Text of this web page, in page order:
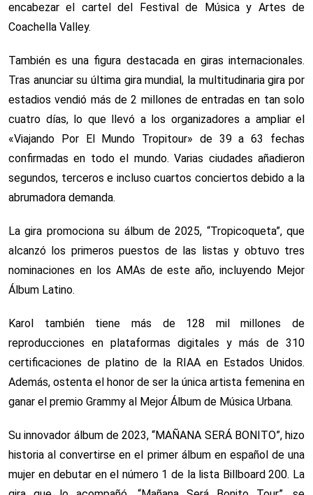
encabezar el cartel del Festival de Música y Artes de
Coachella Valley.
También es una figura destacada en giras internacionales.
Tras anunciar su última gira mundial, la multitudinaria gira por
estadios vendió más de 2 millones de entradas en tan solo
cuatro días, lo que llevó a los organizadores a ampliar el
«Viajando Por El Mundo Tropitour» de 39 a 63 fechas
confirmadas en todo el mundo. Varias ciudades añadieron
segundos, terceros e incluso cuartos conciertos debido a la
abrumadora demanda.
La gira promociona su álbum de 2025, “Tropicoqueta”, que
alcanzó los primeros puestos de las listas y obtuvo tres
nominaciones en los AMAs de este año, incluyendo Mejor
Álbum Latino.
Karol también tiene más de 128 mil millones de
reproducciones en plataformas digitales y más de 310
certificaciones de platino de la RIAA en Estados Unidos.
Además, ostenta el honor de ser la única artista femenina en
ganar el premio Grammy al Mejor Álbum de Música Urbana.
Su innovador álbum de 2023, “MAÑANA SERÁ BONITO”, hizo
historia al convertirse en el primer álbum en español de una
mujer en debutar en el número 1 de la lista Billboard 200. La